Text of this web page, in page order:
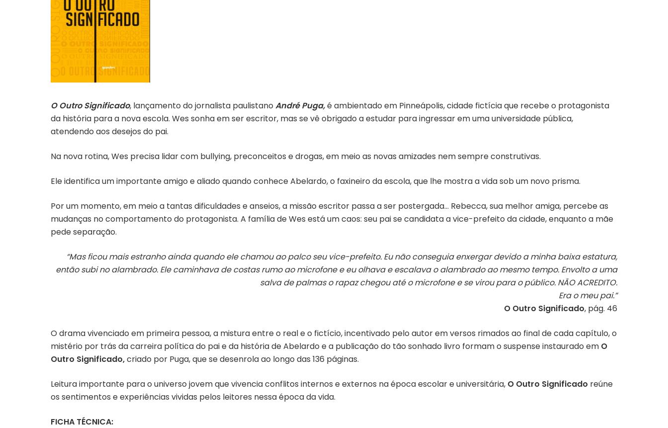
O Outro Significado, lançamento do jornalista paulistano André Puga,é ambientado em Pinneápolis, cidade fictícia que recebe o protagonista
da história para a nova escola. Wes sonha em ser escritor, mas se vê obrigado a estudar para ingressar em uma universidade pública,
atendendo aos desejos do pai.
Na nova rotina, Wes precisa lidar com bullying, preconceitos e drogas, em meio as novas amizades nem sempre construtivas.
Ele identifica um importante amigo e aliado quando conhece Abelardo, o faxineiro da escola, que lhe mostra a vida sob um novo prisma.
Por um momento, em meio a tantas dificuldades e anseios, a missão escritor passa a ser postergada… Rebecca, sua melhor amiga, percebe as
mudanças no comportamento do protagonista. A família de Wes está um caos: seu pai se candidata a vice-prefeito da cidade, enquanto a mãe
pede separação.
“Mas ficou mais estranho ainda quando ele chamou ao palco seu vice-prefeito. Eu não conseguia enxergar devido a minha baixa estatura,
então subi no alambrado. Ele caminhava de costas rumo ao microfone e eu olhava e escalava o alambrado ao mesmo tempo. Envolto a uma
salva de palmas o rapaz chegou até o microfone e se virou para o público. NÃO ACREDITO.
Era o meu pai.”
O Outro Significado, pág. 46
O drama vivenciado em primeira pessoa, a mistura entre o real e o fictício, incentivado pelo autor em versos rimados ao final de cada capítulo, o
mistério por trás da carreira política do pai e da história de Abelardo e a publicação do tão sonhado livro formam o suspense instaurado em O
Outro Significado,criado por Puga, que se desenrola ao longo das 136 páginas.
Leitura importante para o universo jovem que vivencia conflitos internos e externos na época escolar e universitária, O Outro Significado reúne
os sentimentos e experiências vividas pelos leitores nessa época da vida.
FICHA TÉCNICA: